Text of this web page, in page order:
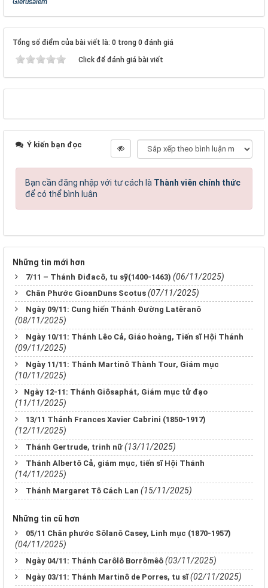
Tổng số điểm của bài viết là: 0 trong 0 đánh giá
Click để đánh giá bài viết
Ý kiến bạn đọc
Bạn cần đăng nhập với tư cách là Thành viên chính thức
để có thể bình luận
Những tin mới hơn
7/11 – Thánh Điđacô, tu sỹ(1400-1463) (06/11/2025)
Chân Phước GioanDuns Scotus (07/11/2025)
Ngày 09/11: Cung hiến Thánh Đường Latêranô
(08/11/2025)
Ngày 10/11: Thánh Lêo Cả, Giáo hoàng, Tiến sĩ Hội Thánh
(09/11/2025)
Ngày 11/11: Thánh Martinô Thành Tour, Giám mục
(10/11/2025)
​​​​​​​Ngày 12-11: Thánh Giôsaphát, Giám mục tử đạo
(11/11/2025)
13/11 ​​​​​​​Thánh Frances Xavier Cabrini (1850-1917)
(12/11/2025)
Thánh Gertrude, trinh nữ (13/11/2025)
Thánh Albertô Cả, giám mục, tiến sĩ Hội Thánh
(14/11/2025)
Thánh Margaret Tô Cách Lan (15/11/2025)
Những tin cũ hơn
05/11 Chân phước Sôlanô Casey, Linh mục (1870-1957)
(04/11/2025)
Ngày 04/11: Thánh Carôlô Borrômêô (03/11/2025)
Ngày 03/11: Thánh Martinô de Porres, tu sĩ (02/11/2025)